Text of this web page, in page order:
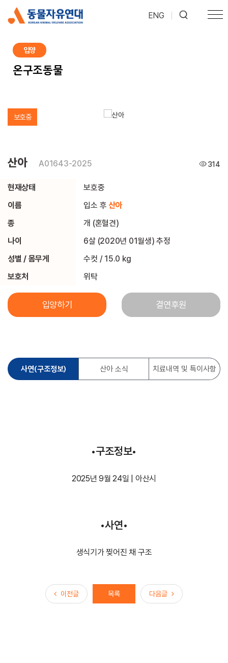
ENG
입양
온구조동물
보호중
산아 A01643-2025 314
현재상태
보호중
이름
입소 후산아
종
개 (혼혈견)
나이
6살 (2020년 01월생) 추정
성별 / 몸무게
수컷 / 15.0 kg
보호처
위탁
입양하기 결연후원
사연(구조정보) 산아 소식 치료내역 및 특이사항
•구조정보•
2025년 9월 24일 | 아산시
•사연•
생식기가 찢어진 채 구조
이전글이전글 목록 다음글 다음글